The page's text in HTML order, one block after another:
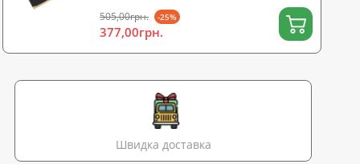
505,00грн. -25%
377,00грн.
Швидка доставка